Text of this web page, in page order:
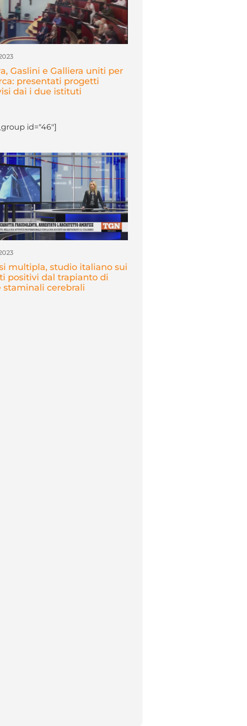
Gaslini e Galliera uniti per
presentati progetti
dai i due istituti
id="46"]
multipla, studio italiano sui
positivi dal trapianto di
staminali cerebrali